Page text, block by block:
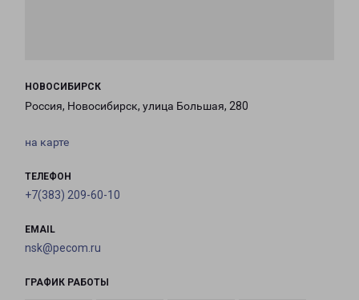
НОВОСИБИРСК
Россия, Новосибирск, улица Большая, 280
на карте
ТЕЛЕФОН
+7(383) 209-60-10
EMAIL
nsk@pecom.ru
ГРАФИК РАБОТЫ